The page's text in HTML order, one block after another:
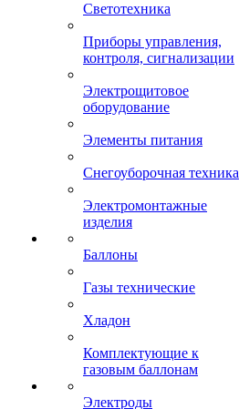
Светотехника
Приборы управления,
контроля, сигнализации
Электрощитовое
оборудование
Элементы питания
Снегоуборочная техника
Электромонтажные
изделия
Баллоны
Газы технические
Хладон
Комплектующие к
газовым баллонам
Электроды